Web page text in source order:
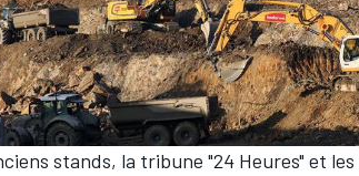
stands, la tribune "24 Heures" et